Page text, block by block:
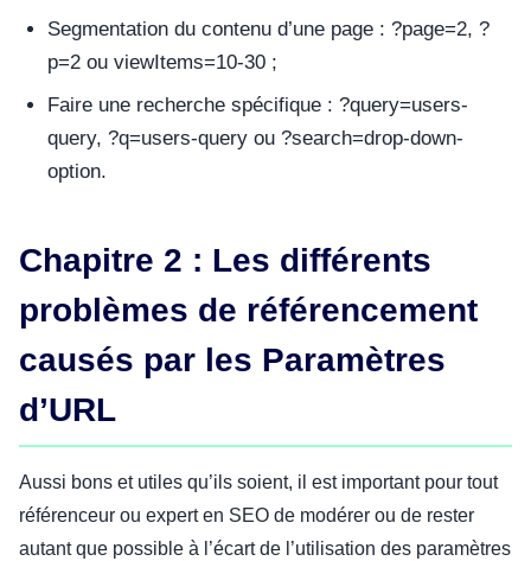
Segmentation du contenu d’une page : ?page=2, ?
p=2 ou viewItems=10-30 ;
Faire une recherche spécifique : ?query=users-
query, ?q=users-query ou ?search=drop-down-
option.
Chapitre 2 : Les différents
problèmes de référencement
causés par les Paramètres
d’URL
Aussi bons et utiles qu’ils soient, il est important pour tout
référenceur ou expert en SEO de modérer ou de rester
autant que possible à l’écart de l’utilisation des paramètres